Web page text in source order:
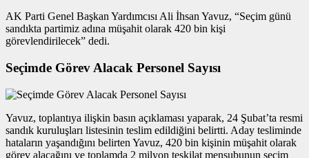
AK Parti Genel Başkan Yardımcısı Ali İhsan Yavuz, “Seçim günü
sandıkta partimiz adına müşahit olarak 420 bin kişi
görevlendirilecek” dedi.
Seçimde Görev Alacak Personel Sayısı
Yavuz, toplantıya ilişkin basın açıklaması yaparak, 24 Şubat’ta resmi
sandık kuruluşları listesinin teslim edildiğini belirtti. Aday tesliminde
hataların yaşandığını belirten Yavuz, 420 bin kişinin müşahit olarak
görev alacağını ve toplamda 2 milyon teşkilat mensubunun seçim